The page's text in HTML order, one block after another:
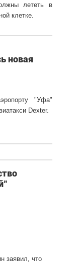
лететь в
клетке.
новая
"Уфа"
Dexter.
заявил, что